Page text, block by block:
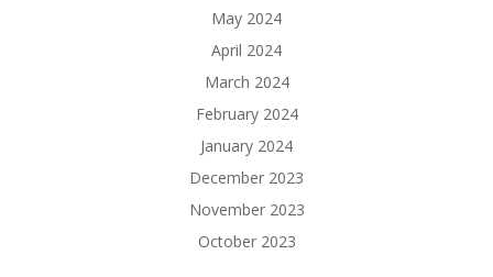
May 2024
April 2024
March 2024
February 2024
January 2024
December 2023
November 2023
October 2023